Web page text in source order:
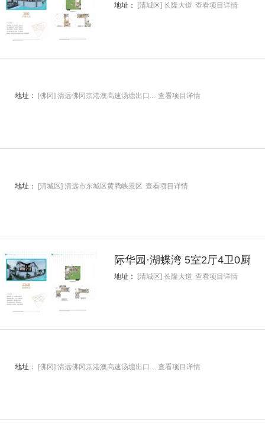
地址： [清城区] 长隆大道 查看项目详情
地址： [佛冈] 清远佛冈京港澳高速汤塘出口... 查看项目详情
地址： [清城区] 清远市东城区黄腾峡景区 查看项目详情
际华园·湖蝶湾 5室2厅4卫0厨
地址： [清城区] 长隆大道 查看项目详情
地址： [佛冈] 清远佛冈京港澳高速汤塘出口... 查看项目详情